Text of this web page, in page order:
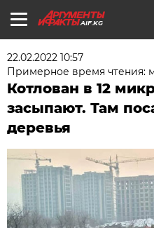
AIF.KG
22.02.2022 10:57
Примерное время чтения:
Котлован в 12
засыпают. Там
деревья